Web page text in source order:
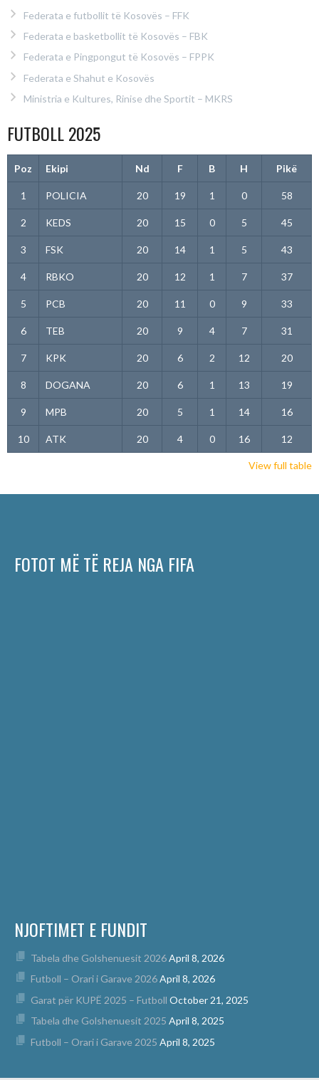
Federata e futbollit të Kosovës – FFK
Federata e basketbollit të Kosovës – FBK
Federata e Pingpongut të Kosovës – FPPK
Federata e Shahut e Kosovës
Ministria e Kultures, Rinise dhe Sportit – MKRS
FUTBOLL 2025
Poz Ekipi Nd F B H Pikë
1 POLICIA 20 19 1 0 58
2 KEDS 20 15 0 5 45
3 FSK 20 14 1 5 43
4 RBKO 20 12 1 7 37
5 PCB 20 11 0 9 33
6 TEB 20 9 4 7 31
7 KPK 20 6 2 12 20
8 DOGANA 20 6 1 13 19
9 MPB 20 5 1 14 16
10 ATK 20 4 0 16 12
View full table
FOTOT MË TË REJA NGA FIFA
NJOFTIMET E FUNDIT
Tabela dhe Golshenuesit 2026April 8, 2026
Futboll – Orari i Garave 2026April 8, 2026
Garat për KUPË 2025 – Futboll October 21, 2025
Tabela dhe Golshenuesit 2025 April 8, 2025
Futboll – Orari i Garave 2025 April 8, 2025